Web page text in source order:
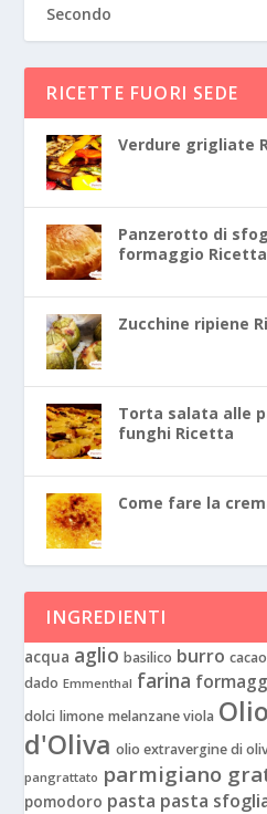
Secondo
RICETTE FUORI SEDE
Verdure grigliate
Panzerotto di
formaggio Ricetta
Zucchine ripiene
Torta salata alle
funghi Ricetta
Come fare la
INGREDIENTI
acqua aglio basilico burro
dado Emmenthal farina
dolci limone melanzane viola
d'Oliva olio extravergine di
pangrattato parmigiano
pomodoro pasta pasta